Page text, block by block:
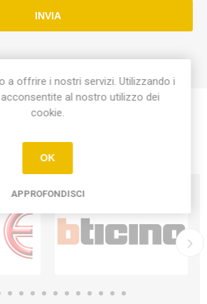
INVIA
a offrire i nostri servizi. Utilizzando i
al nostro utilizzo dei
cookie.
OK
APPROFONDISCI